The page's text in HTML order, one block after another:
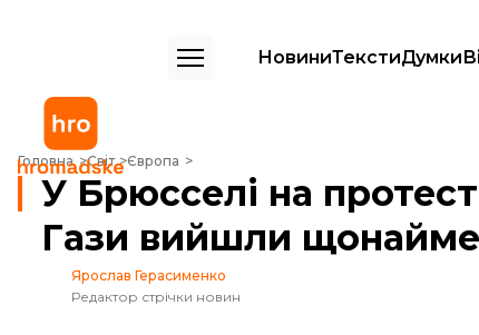
НовиниТекстиДумки
Головна Світ Європа
У Брюсселі на протест проти війни в Секторі Гази вийшли
У Брюсселі на
Гази вийшли
Ярослав Герасименко
Редактор стрічки новин